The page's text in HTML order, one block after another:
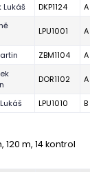
Lukáš DKP1124 A
LPU1001 A
ZBM1104 A
DOR1102 A
LPU1010 B
120 m, 14 kontrol